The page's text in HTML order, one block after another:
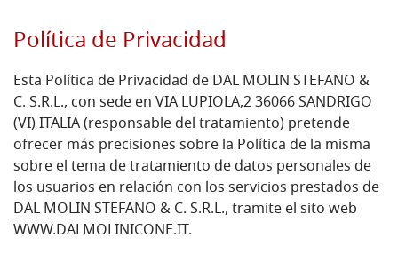
Política de Privacidad
Esta Política de Privacidad de DAL MOLIN STEFANO &
C. S.R.L., con sede en VIA LUPIOLA,2 36066 SANDRIGO
(VI) ITALIA (responsable del tratamiento) pretende
ofrecer más precisiones sobre la Política de la misma
sobre el tema de tratamiento de datos personales de
los usuarios en relación con los servicios prestados de
DAL MOLIN STEFANO & C. S.R.L., tramite el sito web
WWW.DALMOLINICONE.IT.